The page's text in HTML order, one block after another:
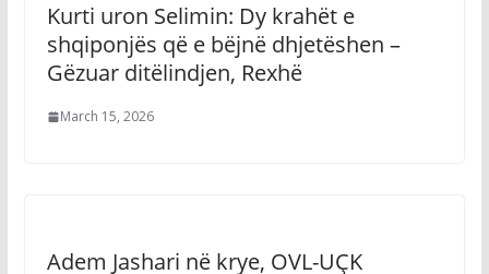
Kurti uron Selimin: Dy krahët e
shqiponjës që e bëjnë dhjetëshen –
Gëzuar ditëlindjen, Rexhë
March 15, 2026
Adem Jashari në krye, OVL-UÇK